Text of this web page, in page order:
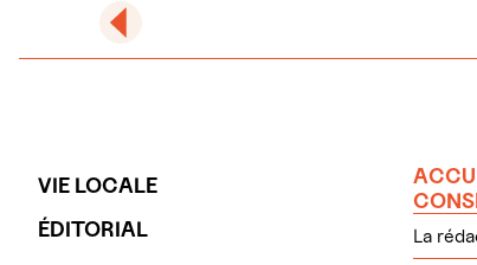
VIE LOCALE
ÉDITORIAL
La